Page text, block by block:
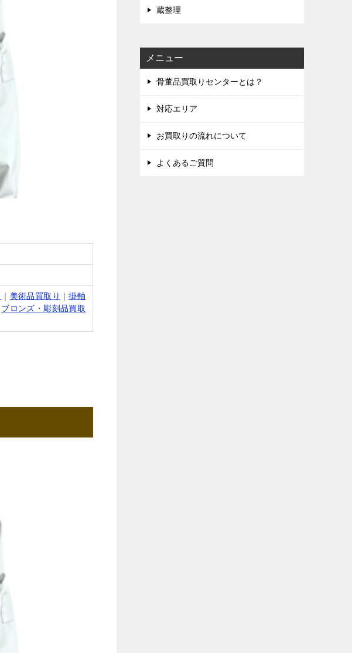
｜ 美術品買取り ｜掛軸
ブロンズ・彫刻品買取
蔵整理
メニュー
骨董品買取りセンターとは？
対応エリア
お買取りの流れについて
よくあるご質問